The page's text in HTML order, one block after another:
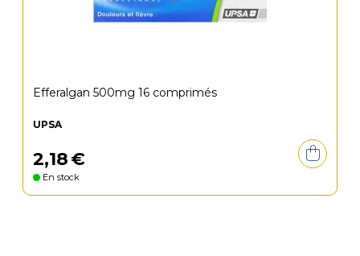
Efferalgan 500mg 16 comprimés
UPSA
2,18€
En stock